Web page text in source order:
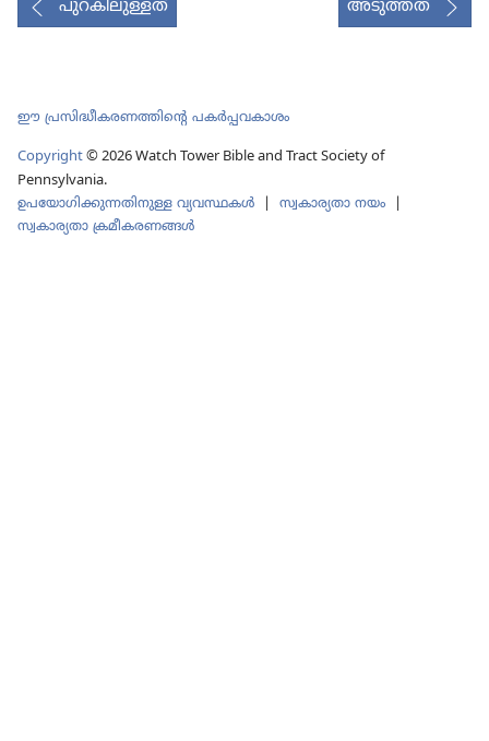
ചെയ്യുക
പുറകിലുള്ളത് അടുത്തത്
ഈ പ്രസിദ്ധീകരണത്തിന്‍റെ പകർപ്പവകാശം
Copyright© 2026 Watch Tower Bible and Tract Society of
Pennsylvania.
ഉപയോഗിക്കുന്നതിനുള്ള വ്യവസ്ഥകള്‍ സ്വകാര്യതാ നയം
സ്വകാര്യതാ ക്രമീകരണങ്ങൾ